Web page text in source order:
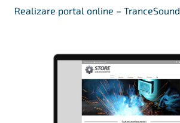
Realizare portal online – TranceSound